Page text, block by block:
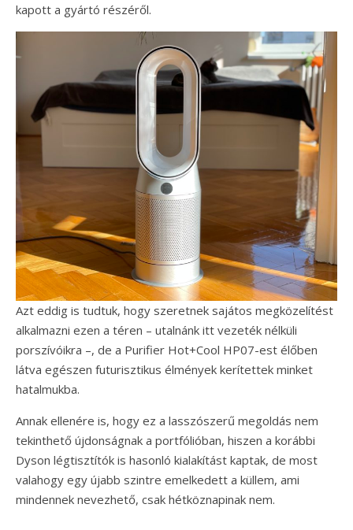
kapott a gyártó részéről.
Azt eddig is tudtuk, hogy szeretnek sajátos megközelítést
alkalmazni ezen a téren – utalnánk itt vezeték nélküli
porszívóikra –, de a Purifier Hot+Cool HP07-est élőben
látva egészen futurisztikus élmények kerítettek minket
hatalmukba.
Annak ellenére is, hogy ez a lasszószerű megoldás nem
tekinthető újdonságnak a portfólióban, hiszen a korábbi
Dyson légtisztítók is hasonló kialakítást kaptak, de most
valahogy egy újabb szintre emelkedett a küllem, ami
mindennek nevezhető, csak hétköznapinak nem.